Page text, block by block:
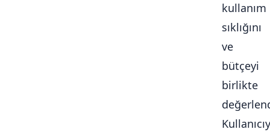
kullanım
sıklığını
ve
bütçeyi
birlikte